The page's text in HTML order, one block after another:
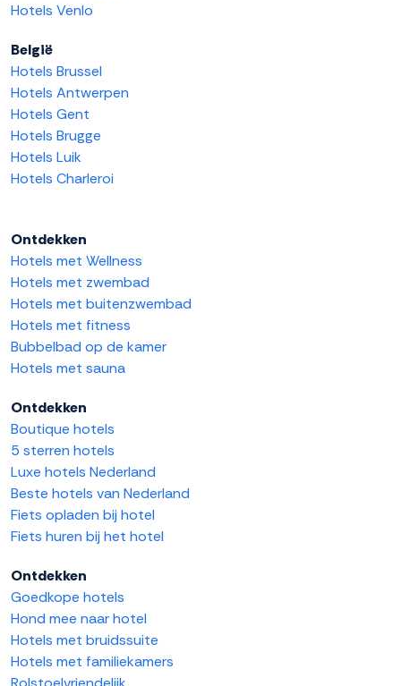
Hotels Venlo
België
Hotels Brussel
Hotels Antwerpen
Hotels Gent
Hotels Brugge
Hotels Luik
Hotels Charleroi
Ontdekken
Hotels met Wellness
Hotels met zwembad
Hotels met buitenzwembad
Hotels met fitness
Bubbelbad op de kamer
Hotels met sauna
Ontdekken
Boutique hotels
5 sterren hotels
Luxe hotels Nederland
Beste hotels van Nederland
Fiets opladen bij hotel
Fiets huren bij het hotel
Ontdekken
Goedkope hotels
Hond mee naar hotel
Hotels met bruidssuite
Hotels met familiekamers